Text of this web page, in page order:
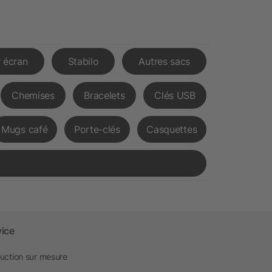
Stabilo Autres sacs
Chemises Bracelets Clés USB
Mugs café Porte-clés Casquettes
sur mesure